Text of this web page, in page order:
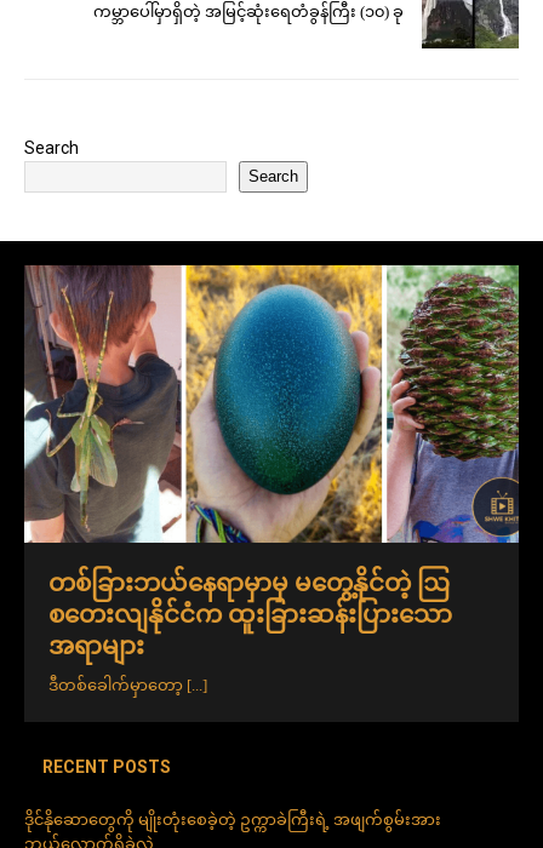
ကမ္ဘာပေါ်မှာရှိတဲ့ အမြင့်ဆုံးရေတံခွန်ကြီး (၁၀) ခု
Search
Search
တစ်ခြားဘယ်နေရာမှာမှ မတွေ့နိုင်တဲ့ ဩ
စတေးလျနိုင်ငံက ထူးခြားဆန်းပြားသော
အရာများ
ဒီတစ်ခေါက်မှာတော့ [...]
RECENT POSTS
ဒိုင်နိုဆောတွေကို မျိုးတုံးစေခဲ့တဲ့ ဥက္ကာခဲကြီးရဲ့ အဖျက်စွမ်းအား
ဘယ်လောက်ရှိခဲ့လဲ